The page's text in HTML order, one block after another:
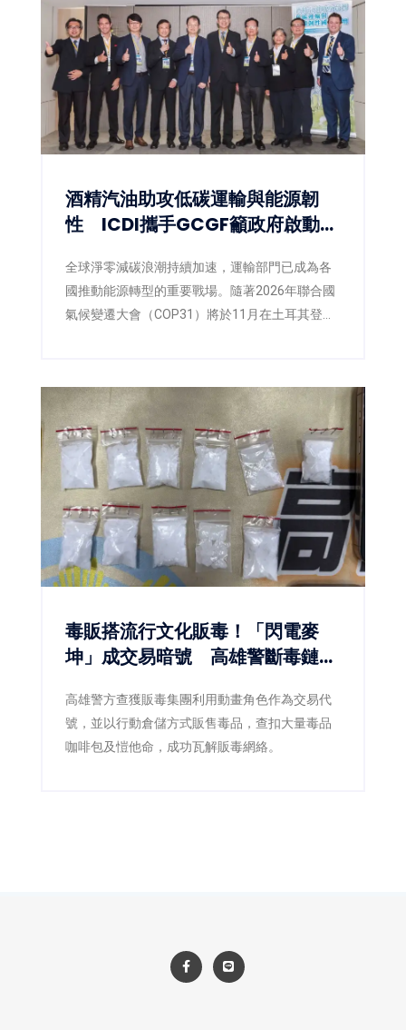
酒精汽油助攻低碳運輸與能源韌
性 ICDI攜手GCGF籲政府啟動
全球淨零減碳浪潮持續加速，運輸部門已成為各
國推動能源轉型的重要戰場。隨著2026年聯合國
氣候變遷大會（COP31）將於11月在土耳其登
對臺灣即將推動第三版國家自定貢獻
（NDC3.0），如何兼顧減碳、能源安全與供應韌
性，已成為產官學界共同關注的核心議題。
毒販搭流行文化販毒！「閃電麥
坤」成交易暗號 高雄警斷毒鏈逮
高雄警方查獲販毒集團利用動畫角色作為交易代
號，並以行動倉儲方式販售毒品，查扣大量毒品
咖啡包及愷他命，成功瓦解販毒網絡。